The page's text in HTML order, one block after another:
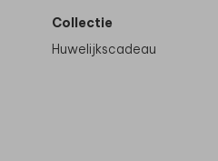
Collectie
Huwelijkscadeau